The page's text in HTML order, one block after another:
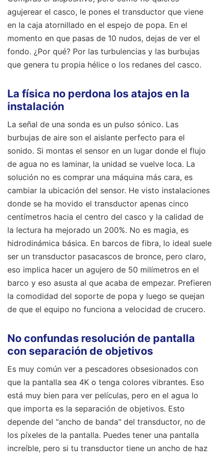
agujerear el casco, le pones el transductor que viene
en la caja atornillado en el espejo de popa. En el
momento en que pasas de 10 nudos, dejas de ver el
fondo. ¿Por qué? Por las turbulencias y las burbujas
que genera tu propia hélice o los redanes del casco.
La física no perdona los atajos en la
instalación
La señal de una sonda es un pulso sónico. Las
burbujas de aire son el aislante perfecto para el
sonido. Si montas el sensor en un lugar donde el flujo
de agua no es laminar, la unidad se vuelve loca. La
solución no es comprar una máquina más cara, es
cambiar la ubicación del sensor. He visto instalaciones
donde se ha movido el transductor apenas cinco
centímetros hacia el centro del casco y la calidad de
la lectura ha mejorado un 200%. No es magia, es
hidrodinámica básica. En barcos de fibra, lo ideal suele
ser un transductor pasacascos de bronce, pero claro,
eso implica hacer un agujero de 50 milímetros en el
barco y eso asusta al que acaba de empezar. Prefieren
la comodidad del soporte de popa y luego se quejan
de que el equipo no funciona a velocidad de crucero.
No confundas resolución de pantalla
con separación de objetivos
Es muy común ver a pescadores obsesionados con
que la pantalla sea 4K o tenga colores vibrantes. Eso
está muy bien para ver películas, pero en el agua lo
que importa es la separación de objetivos. Esto
depende del "ancho de banda" del transductor, no de
los píxeles de la pantalla. Puedes tener una pantalla
increíble, pero si tu transductor tiene un ancho de haz